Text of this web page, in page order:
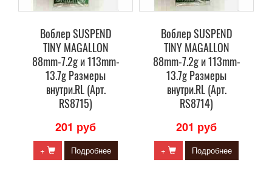
Воблер SUSPEND
TINY MAGALLON
88mm-7.2g и 113mm-
13.7g Размеры
внутри.RL (Арт.
RS8715)
201 руб
+ Подробнее
Воблер SUSPEND
TINY MAGALLON
88mm-7.2g и 113mm-
13.7g Размеры
внутри.RL (Арт.
RS8714)
201 руб
+ Подробнее